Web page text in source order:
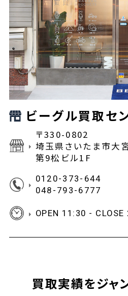
ビーグル買取セ
〒330-0802
埼玉県さいたま市大
第9松ビル1F
0120-373-644
048-793-6777
OPEN 11:30 -
買取実績をジャ